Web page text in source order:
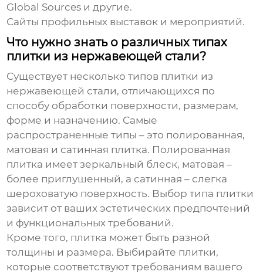
Global Sources и другие.
Сайты профильных выставок и мероприятий.
Что нужно знать о различных типах
плитки из нержавеющей стали?
Существует несколько типов плитки из
нержавеющей стали, отличающихся по
способу обработки поверхности, размерам,
форме и назначению. Самые
распространенные типы – это полированная,
матовая и сатинная плитка. Полированная
плитка имеет зеркальный блеск, матовая –
более приглушенный, а сатинная – слегка
шероховатую поверхность. Выбор типа плитки
зависит от ваших эстетических предпочтений
и функциональных требований.
Кроме того, плитка может быть разной
толщины и размера. Выбирайте плитки,
которые соответствуют требованиям вашего